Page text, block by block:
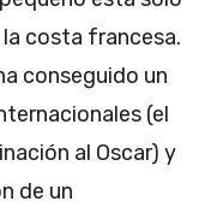
costa francesa.
conseguido un
(el
al Oscar) y
de un